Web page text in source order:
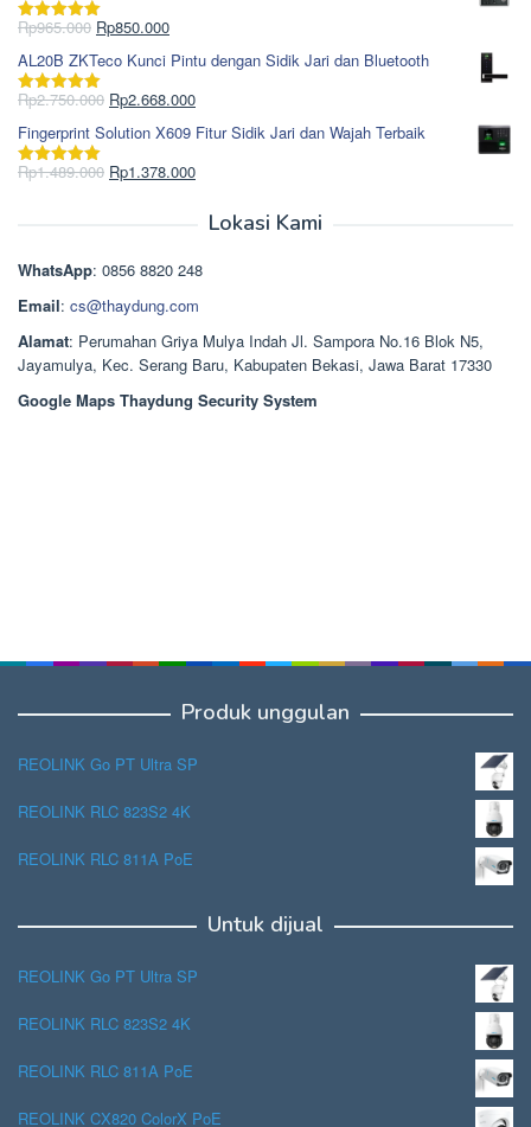
Rp1.695.000.
Dinilai5.00
Rp965.000 Harga
aslinya
adalah:
Rp965.000.
Rp850.000Harga
saat
ini
adalah:
AL20B ZKTeco Kunci Pintu dengan Sidik Jari dan Bluetooth
Dinilai5.00
Rp2.750.000 Harga
aslinya
adalah:
Rp2.750.000.
Rp2.668.000Harga
saat
ini
adalah:
Fingerprint Solution X609 Fitur Sidik Jari dan Wajah Terbaik
Dinilai5.00
Rp1.489.000 Harga
Rp1.378.000Harga
Rp1.378.000.
Lokasi Kami
WhatsApp: 0856 8820 248
Email: cs@thaydung.com
Alamat: Perumahan Griya Mulya Indah Jl. Sampora No.16 Blok N5,
Jayamulya, Kec. Serang Baru, Kabupaten Bekasi, Jawa Barat 17330
Google Maps Thaydung Security System
Produk unggulan
REOLINK Go PT Ultra SP
REOLINK RLC 823S2 4K
REOLINK RLC 811A PoE
Untuk dijual
REOLINK Go PT Ultra SP
REOLINK RLC 823S2 4K
REOLINK RLC 811A PoE
REOLINK CX820 ColorX PoE